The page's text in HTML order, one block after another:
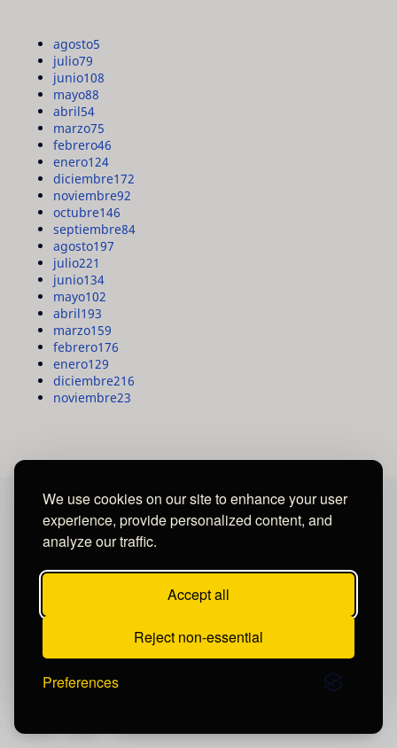
We use cookies on our site to enhance your user
experience, provide personalized content, and
analyze our traffic.
Accept all
Reject non-essential
Preferences
agosto5
julio79
junio108
mayo88
abril54
marzo75
febrero46
enero124
diciembre172
noviembre92
octubre146
septiembre84
agosto197
julio221
junio134
mayo102
abril193
marzo159
febrero176
enero129
diciembre216
noviembre23
MAYA MEDIA GROUP
Ubicados en Tegucigalpa - Honduras.